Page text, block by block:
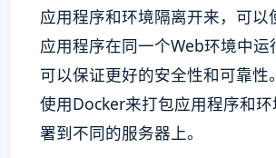
应用程序和环境隔离开来，可以
应用程序在同一个Web环境中运
可以保证更好的安全性和可靠性
使用Docker来打包应用程序和
署到不同的服务器上。